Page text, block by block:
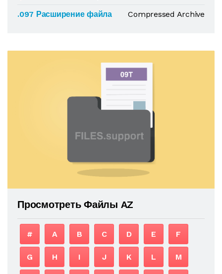
.097 Расширение файла
Compressed Archive
Просмотреть Файлы AZ
# A B C D E F
G H I J K L M